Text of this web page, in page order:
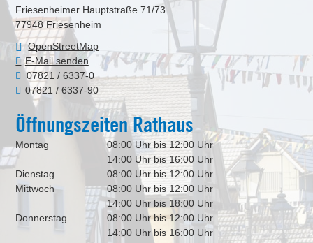
Friesenheimer Hauptstraße 71/73
77948 Friesenheim
OpenStreetMap
E-Mail senden
07821 / 6337-0
07821 / 6337-90
Öffnungszeiten Rathaus
Montag
08:00 Uhr bis 12:00 Uhr
14:00 Uhr bis 16:00 Uhr
Dienstag
08:00 Uhr bis 12:00 Uhr
Mittwoch
08:00 Uhr bis 12:00 Uhr
14:00 Uhr bis 18:00 Uhr
Donnerstag
08:00 Uhr bis 12:00 Uhr
14:00 Uhr bis 16:00 Uhr